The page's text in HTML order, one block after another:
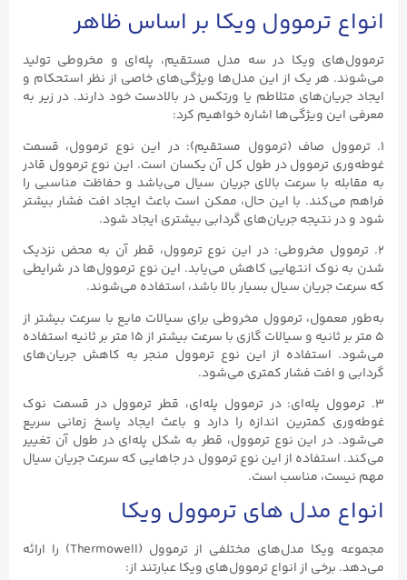
انواع ترموول ویکا بر اساس ظاهر
ترموول‌های ویکا در سه مدل مستقیم، پله‌ای و مخروطی تولید
می‌شوند. هر یک از این مدل‌ها ویژگی‌های خاصی از نظر استحکام و
ایجاد جریان‌های متلاطم یا ورتکس در بالادست خود دارند. در زیر به
معرفی این ویژگی‌ها اشاره خواهیم کرد:
۱. ترموول صاف (ترموول مستقیم): در این نوع ترموول، قسمت
غوطه‌وری ترموول در طول کل آن یکسان است. این نوع ترموول قادر
به مقابله با سرعت بالای جریان سیال می‌باشد و حفاظت مناسبی را
فراهم می‌کند. با این حال، ممکن است باعث ایجاد افت فشار بیشتر
شود و در نتیجه جریان‌های گردابی بیشتری ایجاد شود.
۲. ترموول مخروطی: در این نوع ترموول، قطر آن به محض نزدیک
شدن به نوک انتهایی کاهش می‌یابد. این نوع ترموول‌ها در شرایطی
که سرعت جریان سیال بسیار بالا باشد، استفاده می‌شوند.
به‌طور معمول، ترموول مخروطی برای سیالات مایع با سرعت بیشتر از
۵ متر بر ثانیه و سیالات گازی با سرعت بیشتر از ۱۵ متر بر ثانیه استفاده
می‌شود. استفاده از این نوع ترموول منجر به کاهش جریان‌های
گردابی و افت فشار کمتری می‌شود.
۳. ترموول پله‌ای: در ترموول پله‌ای، قطر ترموول در قسمت نوک
غوطه‌وری کمترین اندازه را دارد و باعث ایجاد پاسخ زمانی سریع
می‌شود. در این نوع ترموول، قطر به شکل پله‌ای در طول آن تغییر
می‌کند. استفاده از این نوع ترموول در جاهایی که سرعت جریان سیال
مهم نیست، مناسب است.
انواع مدل های ترموول ویکا
مجموعه ویکا مدل‌های مختلفی از ترموول (Thermowell) را ارائه
می‌دهد. برخی از انواع ترموول‌های ویکا عبارتند از: